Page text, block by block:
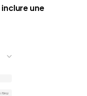
inclure une